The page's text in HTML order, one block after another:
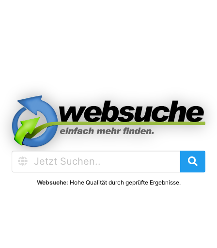
Websuche: Hohe Qualität durch geprüfte Ergebnisse.